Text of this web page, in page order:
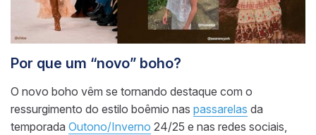
Por que um “novo” boho?
O novo boho vêm se tornando destaque com o
ressurgimento do estilo boêmio nas passarelas da
temporada Outono/Inverno 24/25 e nas redes sociais,